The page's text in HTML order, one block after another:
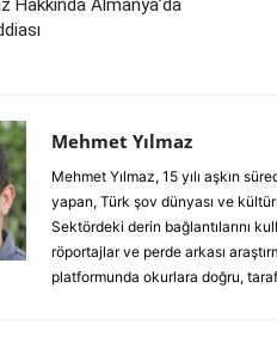
Hakkında Almanya’da
Mehmet Yılmaz
Mehmet Yılmaz, 15 yılı aşkın
yapan, Türk şov dünyası ve
Sektördeki derin bağlantılarını
röportajlar ve perde arkası
platformunda okurlara doğru,